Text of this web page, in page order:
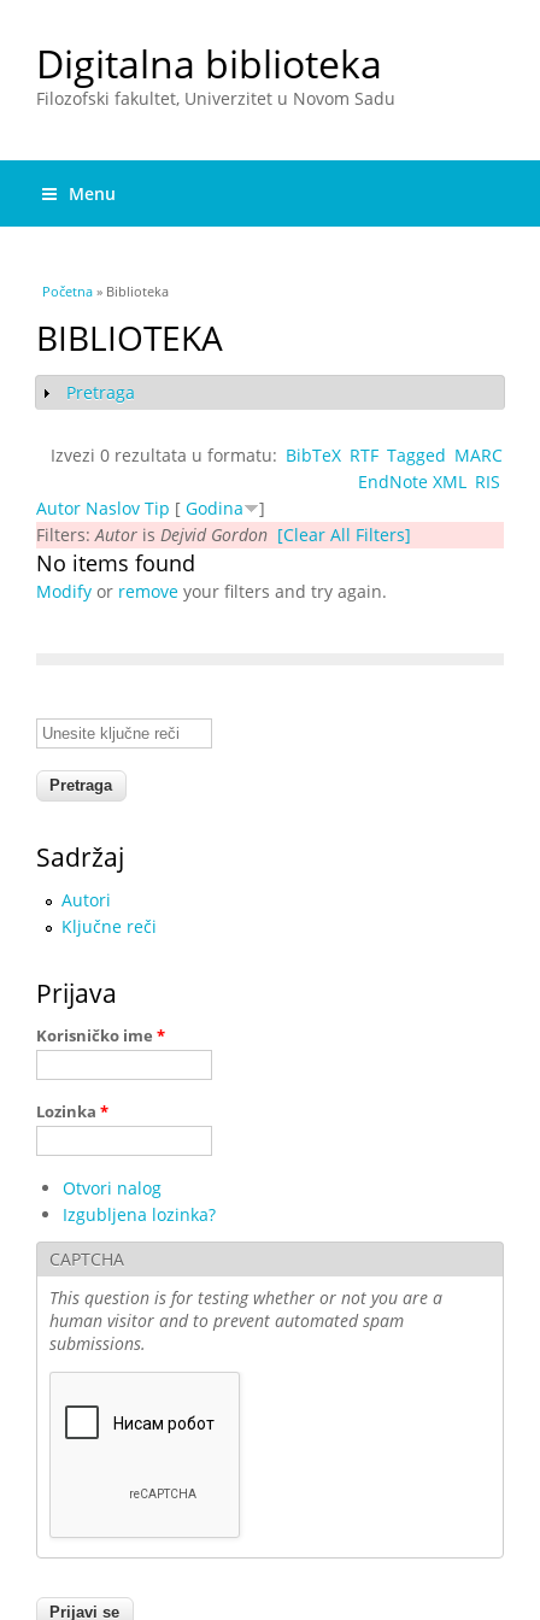
Digitalna biblioteka
Filozofski fakultet, Univerzitet u Novom Sadu
Menu
You are here
Početna » Biblioteka
BIBLIOTEKA
Show
Pretraga
Izvezi 0 rezultata u formatu: BibTeX RTF Tagged MARC
EndNote XML
RIS
Autor Naslov Tip [ Godina
]
Filters: Autor is Dejvid Gordon [Clear All Filters]
No items found
Modify or remove your filters and try again.
Unesite ključne reči
Sadržaj
Autori
Ključne reči
Prijava
Korisničko ime *
Lozinka *
Otvori nalog
Izgubljena lozinka?
CAPTCHA
This question is for testing whether or not you are a
human visitor and to prevent automated spam
submissions.